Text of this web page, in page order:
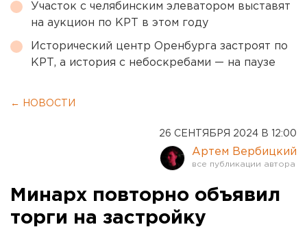
Участок с челябинским элеватором выставят
на аукцион по КРТ в этом году
Исторический центр Оренбурга застроят по
КРТ, а история с небоскребами — на паузе
← НОВОСТИ
26 СЕНТЯБРЯ 2024 В 12:00
Артем Вербицкий
Минарх повторно объявил
торги на застройку